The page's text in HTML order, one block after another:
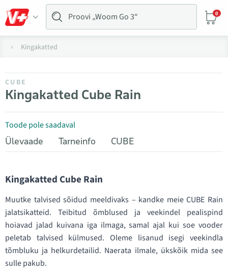
0
Kingakatted
CUBE
Kingakatted Cube Rain
Toode pole saadaval
Ülevaade
Tarneinfo CUBE
Kingakatted Cube Rain
Muutke talvised sõidud meeldivaks – kandke meie CUBE Rain
jalatsikatteid. Teibitud õmblused ja veekindel pealispind
hoiavad jalad kuivana iga ilmaga, samal ajal kui soe vooder
peletab talvised külmused. Oleme lisanud isegi veekindla
tõmbluku ja helkurdetailid. Naerata ilmale, ükskõik mida see
sulle pakub.